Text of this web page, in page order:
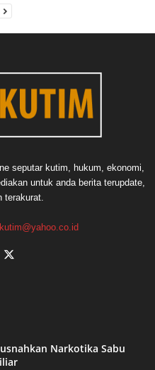
seputar kutim, hukum, ekonomi,
untuk anda berita terupdate,
terakurat.
Narkotika Sabu